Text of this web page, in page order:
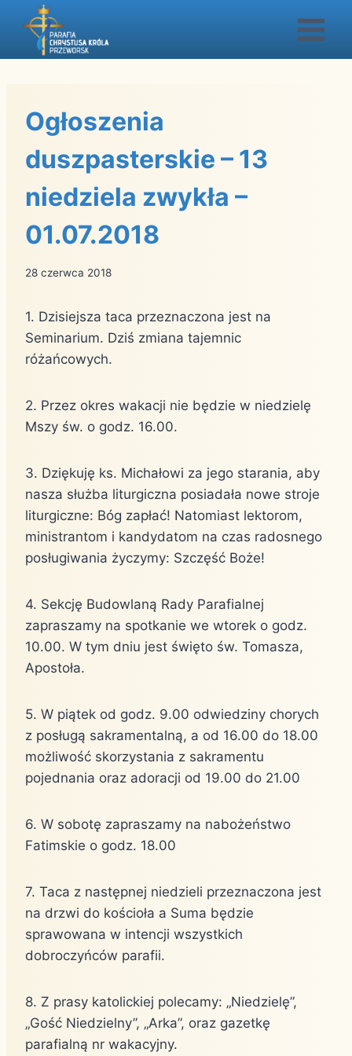
Przejdź
Ogłoszenia
duszpasterskie – 13
niedziela zwykła –
01.07.2018
28 czerwca 2018
1. Dzisiejsza taca przeznaczona jest na
Seminarium. Dziś zmiana tajemnic
różańcowych.
2. Przez okres wakacji nie będzie w niedzielę
Mszy św. o godz. 16.00.
3. Dziękuję ks. Michałowi za jego starania, aby
nasza służba liturgiczna posiadała nowe stroje
liturgiczne: Bóg zapłać! Natomiast lektorom,
ministrantom i kandydatom na czas radosnego
posługiwania życzymy: Szczęść Boże!
4. Sekcję Budowlaną Rady Parafialnej
zapraszamy na spotkanie we wtorek o godz.
10.00. W tym dniu jest święto św. Tomasza,
Apostoła.
5. W piątek od godz. 9.00 odwiedziny chorych
z posługą sakramentalną, a od 16.00 do 18.00
możliwość skorzystania z sakramentu
pojednania oraz adoracji od 19.00 do 21.00
6. W sobotę zapraszamy na nabożeństwo
Fatimskie o godz. 18.00
7. Taca z następnej niedzieli przeznaczona jest
na drzwi do kościoła a Suma będzie
sprawowana w intencji wszystkich
dobroczyńców parafii.
8. Z prasy katolickiej polecamy: „Niedzielę”,
„Gość Niedzielny”, „Arka”, oraz gazetkę
parafialną nr wakacyjny.